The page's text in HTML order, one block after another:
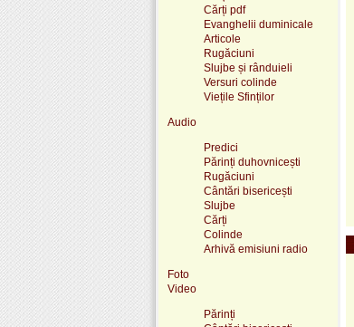
Cărți pdf
Evanghelii duminicale
Articole
Rugăciuni
Slujbe și rânduieli
Versuri colinde
Viețile Sfinților
Audio
Predici
Părinți duhovnicești
Rugăciuni
Cântări bisericești
Slujbe
Cărți
Colinde
Arhivă emisiuni radio
Foto
Video
Părinți